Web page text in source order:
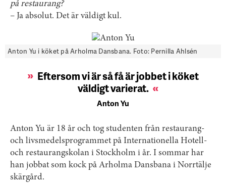
på restaurang?
– Ja absolut. Det är väldigt kul.
Anton Yu i köket på Arholma Dansbana. Foto: Pernilla Ahlsén
Eftersom vi är så få är jobbet i köket
väldigt varierat.
Anton Yu
Anton Yu är 18 år och tog studenten från restaurang-
och livsmedelsprogrammet på Internationella Hotell-
och restaurangskolan i Stockholm i år. I sommar har
han jobbat som kock på Arholma Dansbana i Norrtälje
skärgård.